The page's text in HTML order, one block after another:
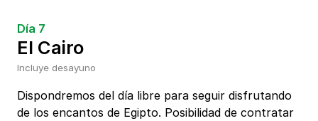
Día 7
El Cairo
Incluye desayuno
Dispondremos del día libre para seguir disfrutando
de los encantos de Egipto. Posibilidad de contratar